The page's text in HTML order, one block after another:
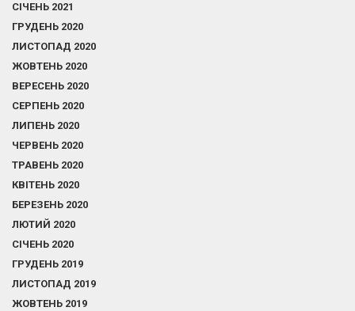
СІЧЕНЬ 2021
ГРУДЕНЬ 2020
ЛИСТОПАД 2020
ЖОВТЕНЬ 2020
ВЕРЕСЕНЬ 2020
СЕРПЕНЬ 2020
ЛИПЕНЬ 2020
ЧЕРВЕНЬ 2020
ТРАВЕНЬ 2020
КВІТЕНЬ 2020
БЕРЕЗЕНЬ 2020
ЛЮТИЙ 2020
СІЧЕНЬ 2020
ГРУДЕНЬ 2019
ЛИСТОПАД 2019
ЖОВТЕНЬ 2019